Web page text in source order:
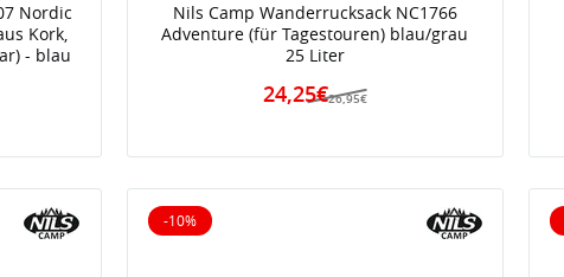
Nordic
Kork,
- blau
Nils Camp Wanderrucksack NC1766
Adventure (für Tagestouren) blau/grau
25 Liter
26,95€
24,25€
-10%
10% reduziert